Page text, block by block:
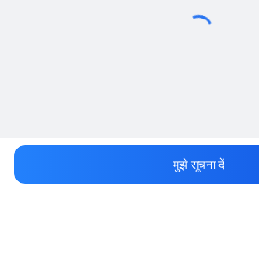
मुझे सूचना दें